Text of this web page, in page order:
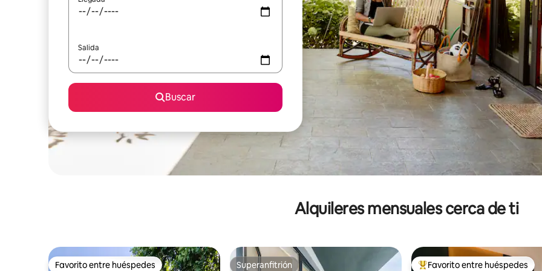
Salida
Buscar
Alquileres mensuales cerca de ti
Favorito entre huéspedes Superanfitrión Favorito entre huéspedes